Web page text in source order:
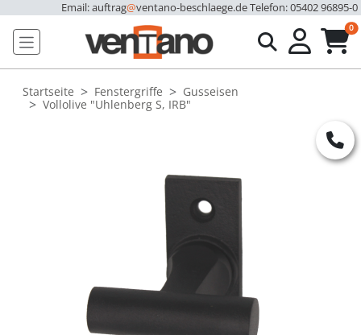
Email: auftrag@ventano-beschlaege.deTelefon: 05402 96895-0
0
Startseite Fenstergriffe
Gusseisen
Vollolive "Uhlenberg S, IRB"